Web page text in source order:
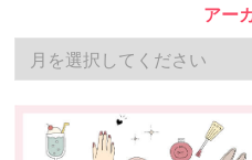
アー